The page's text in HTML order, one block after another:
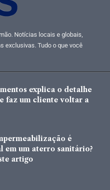
Notícias locais e globais,
exclusivas. Tudo o que você
explica o detalhe
faz um cliente voltar a
é
em um aterro sanitário?
artigo